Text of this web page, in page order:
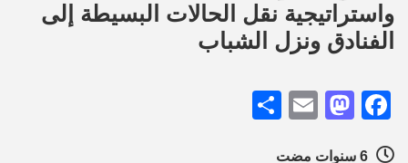
واستراتيجية نقل الحالات البسيطة إلى
الفنادق ونزل الشباب
Facebook
Mastodon
Email